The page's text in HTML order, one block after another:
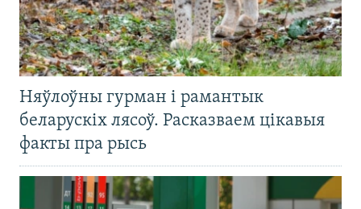
Няўлоўны гурман і рамантык
беларускіх лясоў. Расказваем цікавыя
факты пра рысь